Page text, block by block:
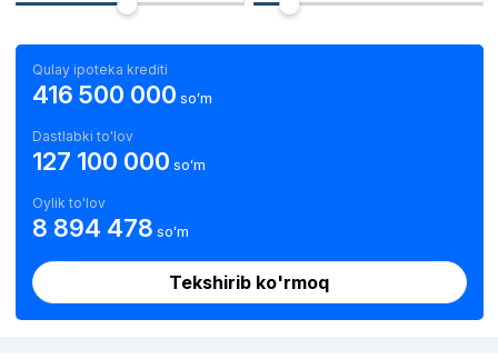
Qulay ipoteka krediti
416 500 000 soʻm
Dastlabki to'lov
127 100 000 soʻm
Oylik to'lov
8 894 478 soʻm
Tekshirib ko'rmoq